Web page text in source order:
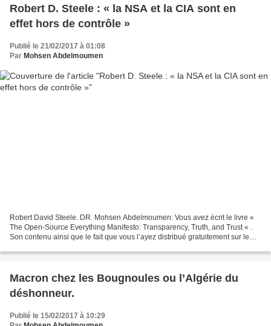
Robert D. Steele : « la NSA et la CIA sont en
effet hors de contrôle »
Publié le 21/02/2017 à 01:08
Par Mohsen Abdelmoumen
Robert David Steele. DR. Mohsen Abdelmoumen: Vous avez écrit le livre «
The Open-Source Everything Manifesto: Transparency, Truth, and Trust « .
Son contenu ainsi que le fait que vous l’ayez distribué gratuitement sur le
Macron chez les Bougnoules ou l’Algérie du
déshonneur.
Publié le 15/02/2017 à 10:29